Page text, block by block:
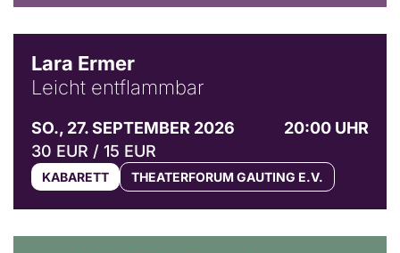
Lara Ermer
Leicht entflammbar
SO., 27. SEPTEMBER 2026
20:00 UHR
30 EUR / 15 EUR
KABARETT THEATERFORUM GAUTING E.V.